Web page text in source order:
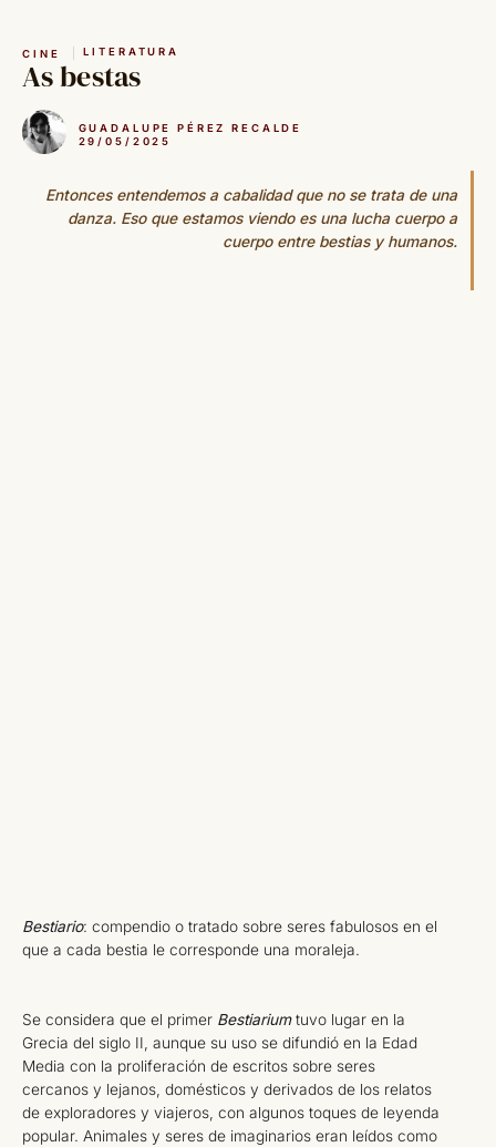
contenido
CINE LITERATURA
As bestas
GUADALUPE PÉREZ RECALDE
29/05/2025
Entonces entendemos a cabalidad que no se trata de una
danza. Eso que estamos viendo es una lucha cuerpo a
cuerpo entre bestias y humanos.
Bestiario: compendio o tratado sobre seres fabulosos en el
que a cada bestia le corresponde una moraleja.
Se considera que el primer Bestiariumtuvo lugar en la
Grecia del siglo II, aunque su uso se difundió en la Edad
Media con la proliferación de escritos sobre seres
cercanos y lejanos, domésticos y derivados de los relatos
de exploradores y viajeros, con algunos toques de leyenda
popular. Animales y seres de imaginarios eran leídos como